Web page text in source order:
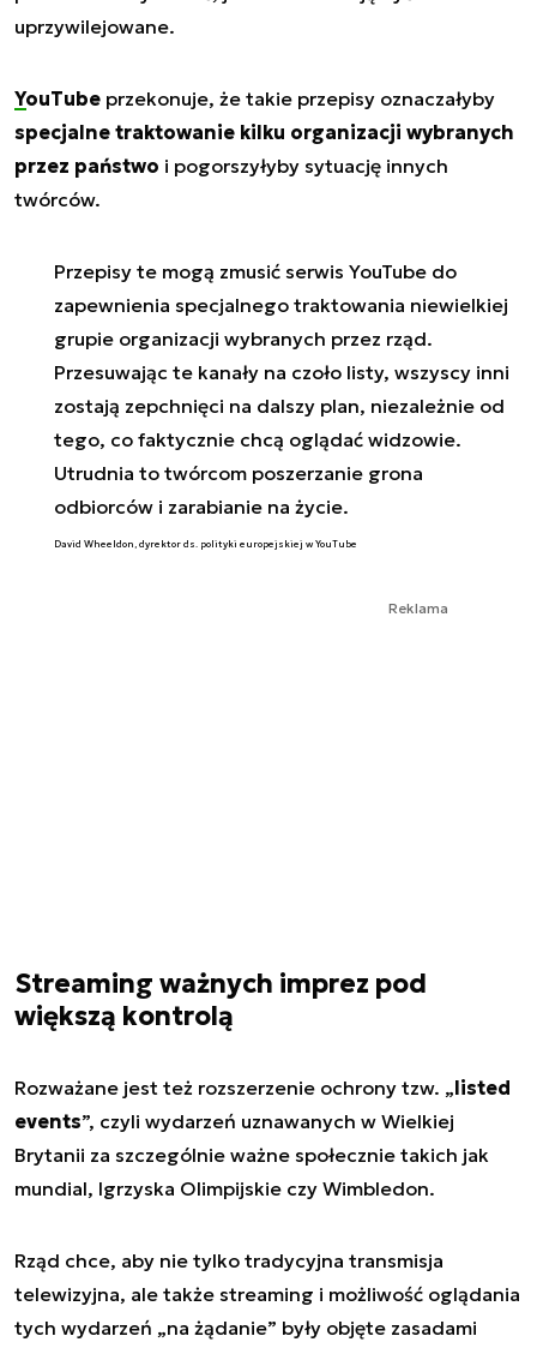
uprzywilejowane.
YouTube przekonuje, że takie przepisy oznaczałyby
specjalne traktowanie kilku organizacji wybranych
przez państwo i pogorszyłyby sytuację innych
twórców.
Przepisy te mogą zmusić serwis YouTube do
zapewnienia specjalnego traktowania niewielkiej
grupie organizacji wybranych przez rząd.
Przesuwając te kanały na czoło listy, wszyscy inni
zostają zepchnięci na dalszy plan, niezależnie od
tego, co faktycznie chcą oglądać widzowie.
Utrudnia to twórcom poszerzanie grona
odbiorców i zarabianie na życie.
David Wheeldon, dyrektor ds. polityki europejskiej w YouTube
Reklama
Streaming ważnych imprez pod
większą kontrolą
Rozważane jest też rozszerzenie ochrony tzw. „listed
events”, czyli wydarzeń uznawanych w Wielkiej
Brytanii za szczególnie ważne społecznie takich jak
mundial, Igrzyska Olimpijskie czy Wimbledon.
Rząd chce, aby nie tylko tradycyjna transmisja
telewizyjna, ale także streaming i możliwość oglądania
tych wydarzeń „na żądanie” były objęte zasadami